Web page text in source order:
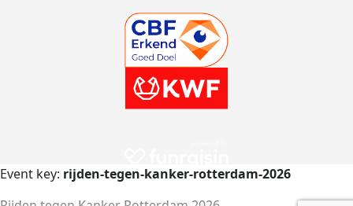
Event key: rijden-tegen-kanker-rotterdam-2026